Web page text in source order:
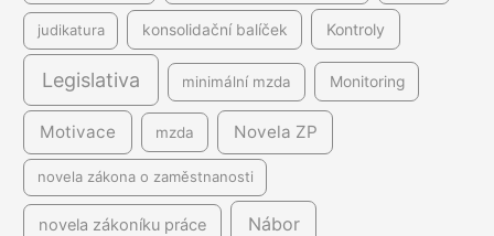
judikatura konsolidační balíček Kontroly
Legislativa minimální mzda Monitoring
Motivace mzda Novela ZP
novela zákona o zaměstnanosti
novela zákoníku práce Nábor